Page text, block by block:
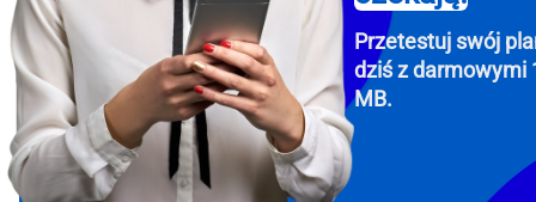
To
Przetestuj swój
dziś z darmowymi
MB.